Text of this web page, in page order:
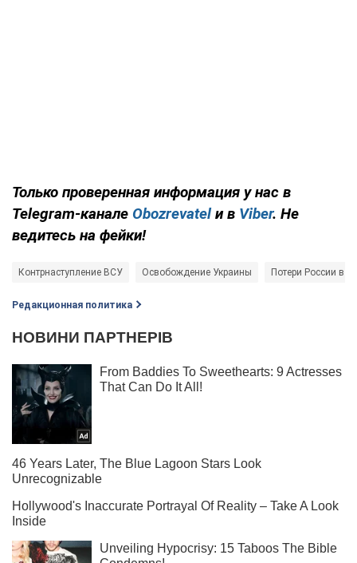
Только проверенная информация у нас в
Telegram-канале Obozrevatelи в Viber. Не
ведитесь на фейки!
Контрнаступление ВСУ Освобождение Украины Потери России в
Редакционная политика